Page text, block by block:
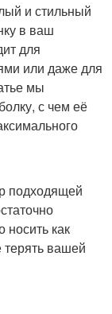
и стильный
в ваш
для
или даже для
мы
с чем её
подходящей
как
терять вашей